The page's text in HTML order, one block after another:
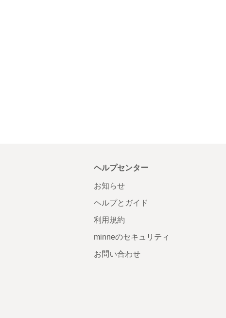
ヘルプセンター
お知らせ
ヘルプとガイド
利用規約
minneのセキュリティ
お問い合わせ